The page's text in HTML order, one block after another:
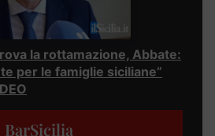
la rottamazione, Abbate:
per le famiglie siciliane”
BarSicilia